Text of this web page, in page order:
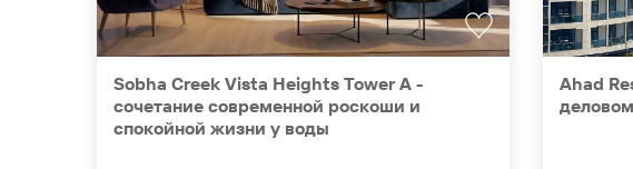
Sobha Creek Vista Heights Tower A -
cочетание современной роскоши и
спокойной жизни у воды
Ahad